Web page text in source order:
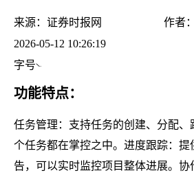
来源： 证券时报网 作者：
2026-05-12 10:26:19
字号
功能特点：
任务管理：支持任务的创建、分配
个任务都在掌控之中。进度跟踪：提
告，可以实时监控项目整体进展。